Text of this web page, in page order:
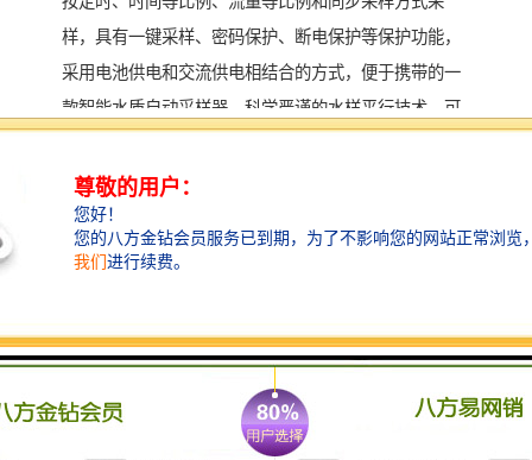
样，具有一键采样、密码保护、断电保护等保护功能，
采用电池供电和交流供电相结合的方式，便于携带的一
款智能水质自动采样器。科学严谨的水样平行技术，可
的需求。主要用于环境监测站、第三方检测机构日常工
作采样。设备具有体积小、易携带、使用简便、多种采
样模式等特点。由于便携式水质自动采样器自身的特
点，细致侦查水源地，并对水源地所在位置、不同物质
的密度及物质分布情况进行汇计，以便根据统计数据来